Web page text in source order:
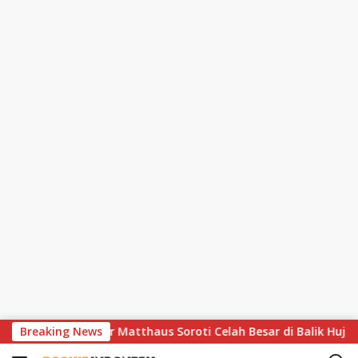
k
Breaking News
Dramatis, Lothar Matthaus Soroti Celah Besar di Balik Hujan